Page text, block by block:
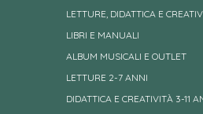
LETTURE, DIDATTICA E
LIBRI E MANUALI
ALBUM MUSICALI E OUTLET
LETTURE 2-7 ANNI
DIDATTICA E CREATIVITÀ 3-11